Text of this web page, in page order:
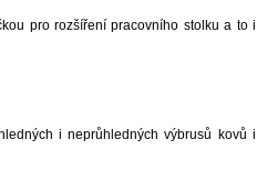
pro rozšíření pracovního stolku a to i
i neprůhledných výbrusů kovů i